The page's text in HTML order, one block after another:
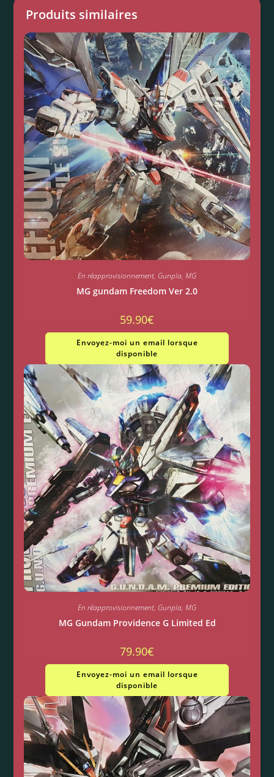
Produits similaires
En réapprovisionnement, Gunpla, MG
MG gundam Freedom Ver 2.0
59.90€
Envoyez-moi un email lorsque
disponible
En réapprovisionnement, Gunpla, MG
MG Gundam Providence G Limited Ed
79.90€
Envoyez-moi un email lorsque
disponible